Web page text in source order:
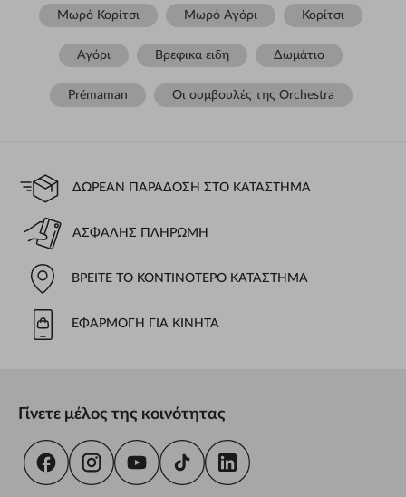
Μωρό Κορίτσι Μωρό Αγόρι Κορίτσι
Αγόρι Βρεφικα ειδη Δωμάτιο
Prémaman Οι συμβουλές της Orchestra​
ΔΩΡΕΆΝ ΠΑΡΆΔΟΣΗ ΣΤΟ ΚΑΤΆΣΤΗΜΑ
ΑΣΦΑΛΉΣ ΠΛΗΡΩΜΉ
ΒΡΕΊΤΕ ΤΟ ΚΟΝΤΙΝΌΤΕΡΟ ΚΑΤΆΣΤΗΜΑ
ΕΦΑΡΜΟΓΉ ΓΙΑ ΚΙΝΗΤΆ
Γίνετε μέλος της κοινότητας